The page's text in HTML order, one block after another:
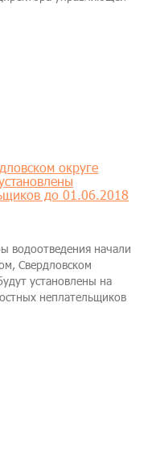
округе
до 01.06.2018
водоотведения начали
Свердловском
установлены на
неплательщиков